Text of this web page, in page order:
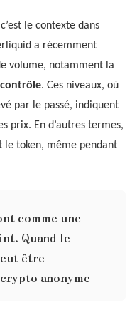
le contexte dans
a récemment
volume, notamment la
. Ces niveaux, où
par le passé, indiquent
prix. En d’autres termes,
le token, même pendant
comme une
Quand le
être
anonyme